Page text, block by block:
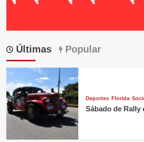
Últimas Popular
Deportes Florida
Sábado de Rally